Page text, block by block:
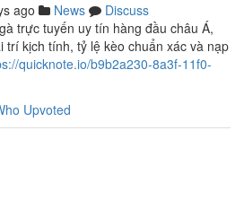
ago News
Discuss
trực tuyến uy tín hàng đầu châu Á,
trí kịch tính, tỷ lệ kèo chuẩn xác và nạp
quicknote.io/b9b2a230-8a3f-11f0-
Upvoted